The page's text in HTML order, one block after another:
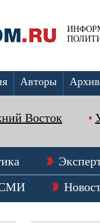
Авторы Архив
Восток
СМИ